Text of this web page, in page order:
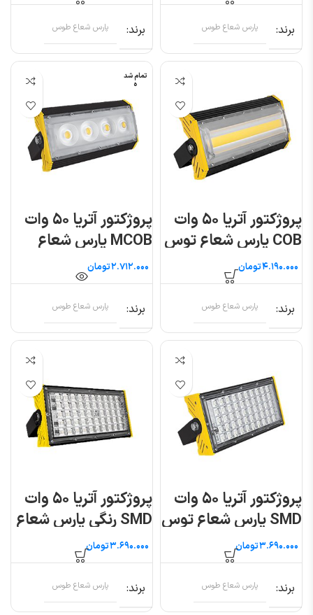
برند پارس شعاع طوس برند پارس شعاع طوس
پروژکتور آتریا ۵۰ وات
COB پارس شعاع توس
تومان
برند پارس شعاع طوس
تمام شد
ه
پروژکتور آتریا ۵۰ وات
MCOB پارس شعاع
توس
تومان
برند پارس شعاع طوس
پروژکتور آتریا ۵۰ وات
SMD پارس شعاع توس
تومان
برند پارس شعاع طوس
پروژکتور آتریا ۵۰ وات
SMD رنگی پارس شعاع
توس
تومان
برند پارس شعاع طوس